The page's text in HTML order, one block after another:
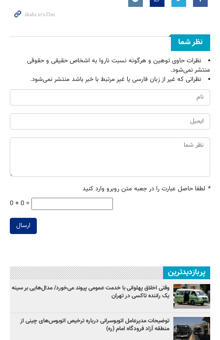
نظر شما
نظرات حاوی توهین و هرگونه نسبت ناروا به اشخاص حقیقی و حقوقی
منتشر نمی‌شود.
نظراتی که غیر از زبان فارسی یا غیر مرتبط با خبر باشد منتشر نمی‌شود.
* لطفا حاصل عبارت را در جعبه متن روبرو وارد کنید
0 + 0 =
ارسال
پربازدیدترین
وقتی اخلاق پهلوانی با خدمت عمومی پیوند می‌خورد/ مدال‌هایی بر سینه
یک راننده تاکسی در تهران
توضیحات مدیرعامل اتوبوسرانی درباره ترخیص اتوبوس‌های چینی از
منطقه آزاد فرودگاه امام (ره)